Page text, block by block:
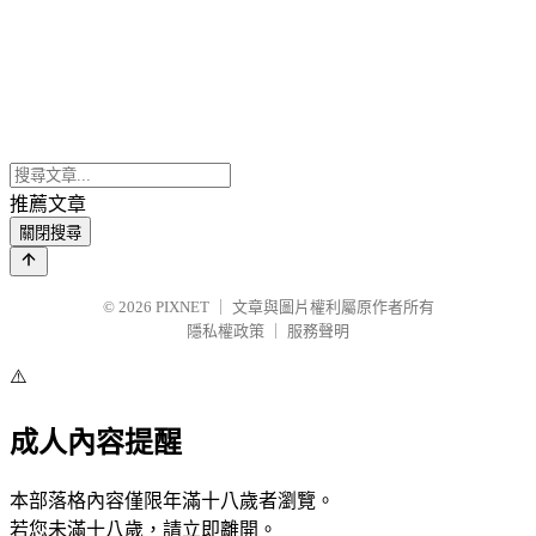
推薦文章
關閉搜尋
© 2026 PIXNET
文章與圖片權利屬原作者所有
隱私權政策
服務聲明
⚠️
成人內容提醒
本部落格內容僅限年滿十八歲者瀏覽。
若您未滿十八歲，請立即離開。